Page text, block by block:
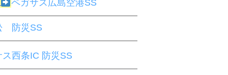
ペガサス広島空港SS
防災SS
ス西条IC 防災SS